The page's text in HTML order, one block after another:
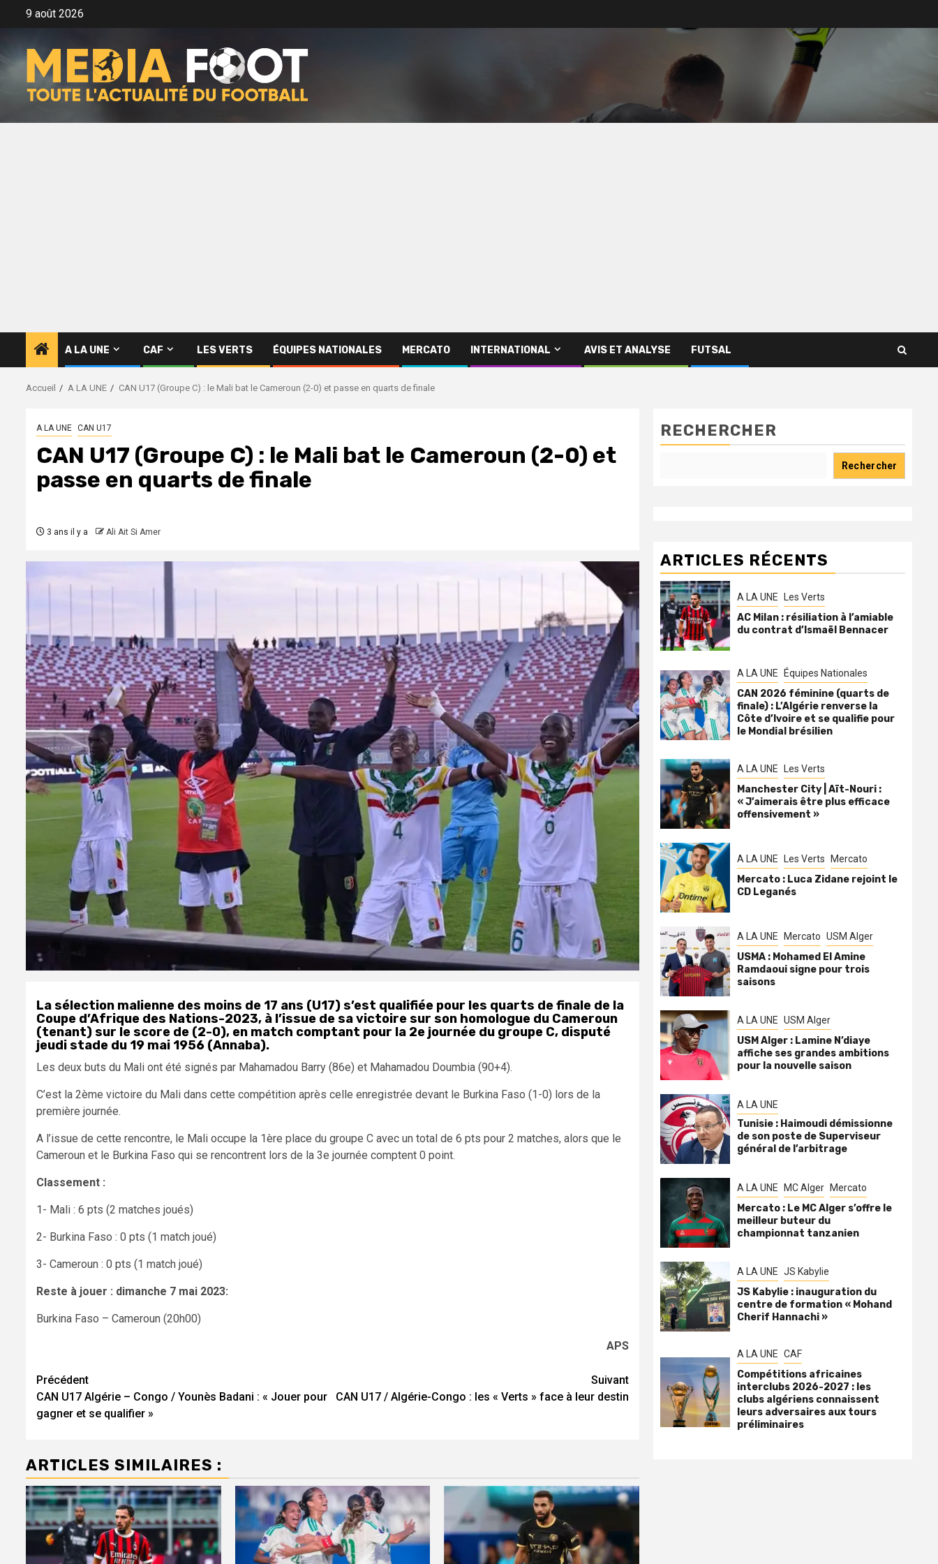
9 août 2026
A LA UNE CAF LES VERTS ÉQUIPES NATIONALES MERCATO INTERNATIONAL AVIS ET ANALYSE FUTSAL
Accueil A LA UNE CAN U17 (Groupe C) : le Mali bat le Cameroun (2-0) et passe en quarts de finale
A LA UNE CAN U17
CAN U17 (Groupe C) : le Mali bat le Cameroun (2-0) et
passe en quarts de finale
3 ans il y a Ali Ait Si Amer
La sélection malienne des moins de 17 ans (U17) s’est qualifiée pour les quarts de finale de la
Coupe d’Afrique des Nations-2023, à l’issue de sa victoire sur son homologue du Cameroun
(tenant) sur le score de (2-0), en match comptant pour la 2e journée du groupe C, disputé
jeudi stade du 19 mai 1956 (Annaba).
Les deux buts du Mali ont été signés par Mahamadou Barry (86e) et Mahamadou Doumbia (90+4).
C’est la 2ème victoire du Mali dans cette compétition après celle enregistrée devant le Burkina Faso (1-0) lors de la
première journée.
A l’issue de cette rencontre, le Mali occupe la 1ère place du groupe C avec un total de 6 pts pour 2 matches, alors que le
Cameroun et le Burkina Faso qui se rencontrent lors de la 3e journée comptent 0 point.
Classement :
1- Mali : 6 pts (2 matches joués)
2- Burkina Faso : 0 pts (1 match joué)
3- Cameroun : 0 pts (1 match joué)
Reste à jouer : dimanche 7 mai 2023:
Burkina Faso – Cameroun (20h00)
APS
Navigation
d’article
Précédent
CAN U17 Algérie – Congo / Younès Badani : « Jouer pour
gagner et se qualifier »
Suivant
CAN U17 / Algérie-Congo : les « Verts » face à leur destin
ARTICLES SIMILAIRES :
RECHERCHER
Rechercher
ARTICLES RÉCENTS
A LA UNE Les Verts
AC Milan : résiliation à l’amiable
du contrat d’Ismaël Bennacer
A LA UNE Équipes Nationales
CAN 2026 féminine (quarts de
finale) : L’Algérie renverse la
Côte d’Ivoire et se qualifie pour
le Mondial brésilien
A LA UNE Les Verts
Manchester City | Aït-Nouri :
« J’aimerais être plus efficace
offensivement »
A LA UNE Les Verts Mercato
Mercato : Luca Zidane rejoint le
CD Leganés
A LA UNE Mercato USM Alger
USMA : Mohamed El Amine
Ramdaoui signe pour trois
saisons
A LA UNE USM Alger
USM Alger : Lamine N’diaye
affiche ses grandes ambitions
pour la nouvelle saison
A LA UNE
Tunisie : Haimoudi démissionne
de son poste de Superviseur
général de l’arbitrage
A LA UNE MC Alger Mercato
Mercato : Le MC Alger s’offre le
meilleur buteur du
championnat tanzanien
A LA UNE JS Kabylie
JS Kabylie : inauguration du
centre de formation « Mohand
Cherif Hannachi »
A LA UNE CAF
Compétitions africaines
interclubs 2026-2027 : les
clubs algériens connaissent
leurs adversaires aux tours
préliminaires